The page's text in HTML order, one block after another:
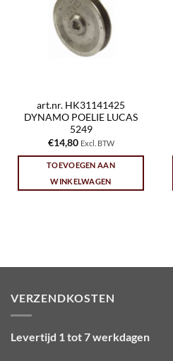
art.nr. HK31141425
DYNAMO POELIE LUCAS
5249
€14,80 Excl. BTW
TOEVOEGEN AAN
WINKELWAGEN
VERZENDKOSTEN
Levertijd 1 tot 7 werkdagen